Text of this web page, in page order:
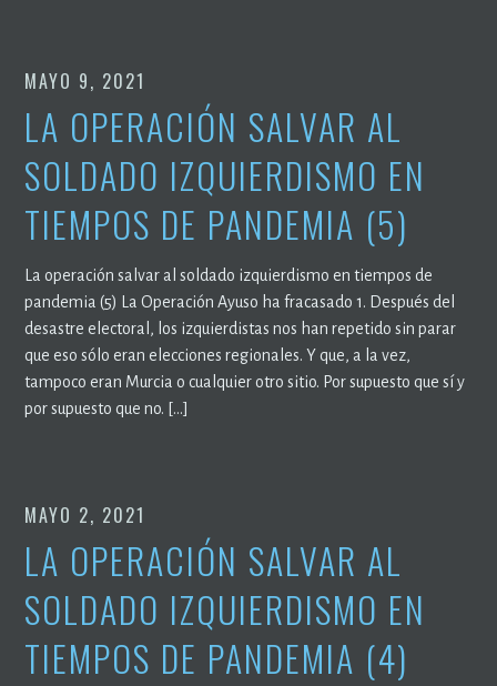
MAYO 9, 2021
LA OPERACIÓN SALVAR AL
SOLDADO IZQUIERDISMO EN
TIEMPOS DE PANDEMIA (5)
La operación salvar al soldado izquierdismo en tiempos de
pandemia (5) La Operación Ayuso ha fracasado 1. Después del
desastre electoral, los izquierdistas nos han repetido sin parar
que eso sólo eran elecciones regionales. Y que, a la vez,
tampoco eran Murcia o cualquier otro sitio. Por supuesto que sí y
por supuesto que no. […]
MAYO 2, 2021
LA OPERACIÓN SALVAR AL
SOLDADO IZQUIERDISMO EN
TIEMPOS DE PANDEMIA (4)